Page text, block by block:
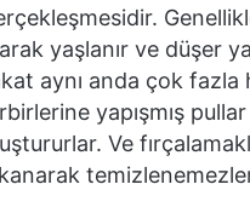
yaşlanır ve düşer
aynı anda çok fazla
yapışmış
Ve